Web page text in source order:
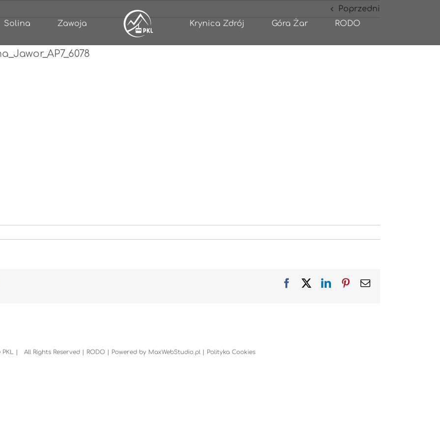
Solina Zawoja Krynica Zdrój Góra Żar RODO
Poprzedni
FacebookLinkedInPinterest
Email
PKL | All Rights Reserved | RODO| Powered by MaxWebStudio.pl | Polityka Cookies